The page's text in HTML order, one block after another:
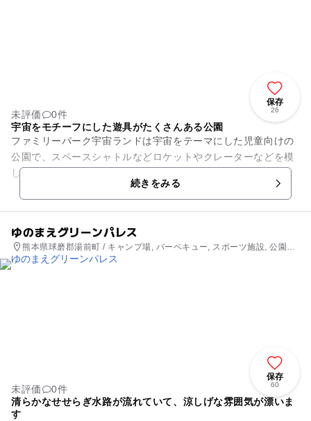
保存
26
未評価
0件
宇宙をモチーフにした遊具がたくさんある公園
ファミリーパーク宇宙ランドは宇宙をテーマにした児童向けの
公園で、スペースシャトルなどロケットやクレーターなどを模
したさまざまな遊具が揃っており、子どもたちが存分に遊ぶこ
とができます。また、多良木...続きをみる
ゆのまえグリーンパレス
熊本県球磨郡湯前町 / キャンプ場, バーベキュー, スポーツ施設, 公園・
総合公園
保存
60
未評価
0件
清らかなせせらぎ水路が流れていて、涼しげな雰囲気が漂いま
す